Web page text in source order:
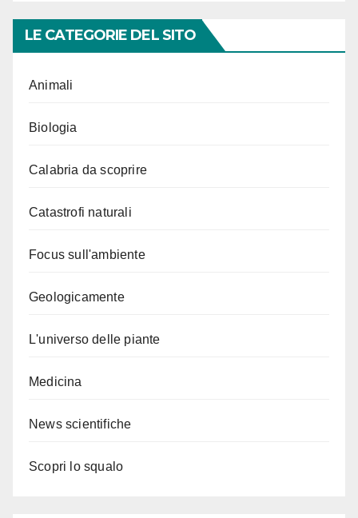
LE CATEGORIE DEL SITO
Animali
Biologia
Calabria da scoprire
Catastrofi naturali
Focus sull'ambiente
Geologicamente
L'universo delle piante
Medicina
News scientifiche
Scopri lo squalo